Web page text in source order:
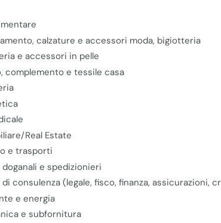
calzature e accessori moda, bigiotteria
e accessori in pelle
complemento e tessile casa
Real Estate
e trasporti
doganali e spedizionieri
di consulenza (legale, fisco, finanza, assicurazioni,
e energia
e subfornitura